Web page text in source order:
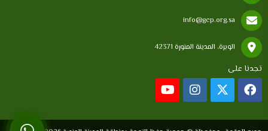
info@gcp.org.sa
الوبرة، المدينة المنورة 42371
تجدنا على